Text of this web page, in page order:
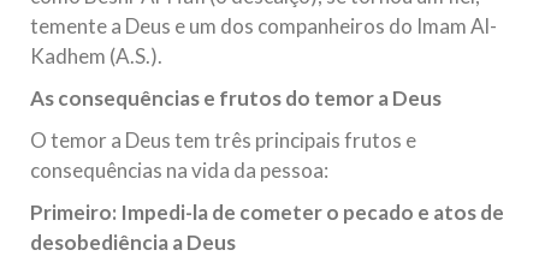
temente a Deus e um dos companheiros do Imam Al-
Kadhem (A.S.).
As consequências e frutos do temor a Deus
O temor a Deus tem três principais frutos e
consequências na vida da pessoa:
Primeiro: Impedi-la de cometer o pecado e atos de
desobediência a Deus